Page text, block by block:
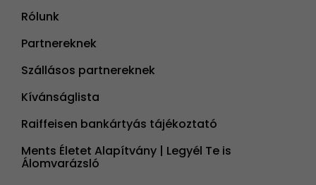
Rólunk
Partnereknek
Szállásos partnereknek
Kívánságlista
Raiffeisen bankártyás tájékoztató
Ments Életet Alapítvány | Legyél Te is
Álomvarázsló